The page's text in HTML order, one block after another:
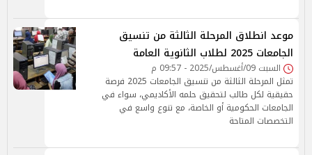
موعد انطلاق المرحلة الثالثة من تنسيق
الجامعات 2025 لطلاب الثانوية العامة
السبت 09/أغسطس/2025 - 09:57 م
تمثل المرحلة الثالثة من تنسيق الجامعات 2025 فرصة
حقيقية لكل طالب لتحقيق حلمه الأكاديمي، سواء في
الجامعات الحكومية أو الخاصة، مع تنوع واسع في
التخصصات المتاحة